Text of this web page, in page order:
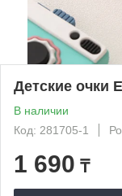
Детские очки
В наличии
Код: 281705-1
1 690 ₸